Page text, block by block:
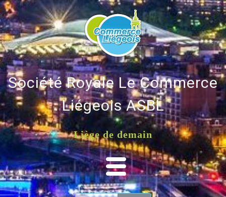
Société Royale Le Commerce
Liégeois ASBL
Liège de demain